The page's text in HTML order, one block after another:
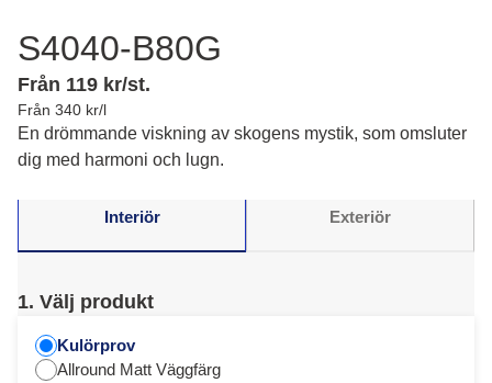
S4040-B80G
Från 119 kr/st.
Från 340 kr/l
En drömmande viskning av skogens mystik, som omsluter
dig med harmoni och lugn.
Interiör Exteriör
1. Välj produkt
Kulörprov
Allround Matt Väggfärg